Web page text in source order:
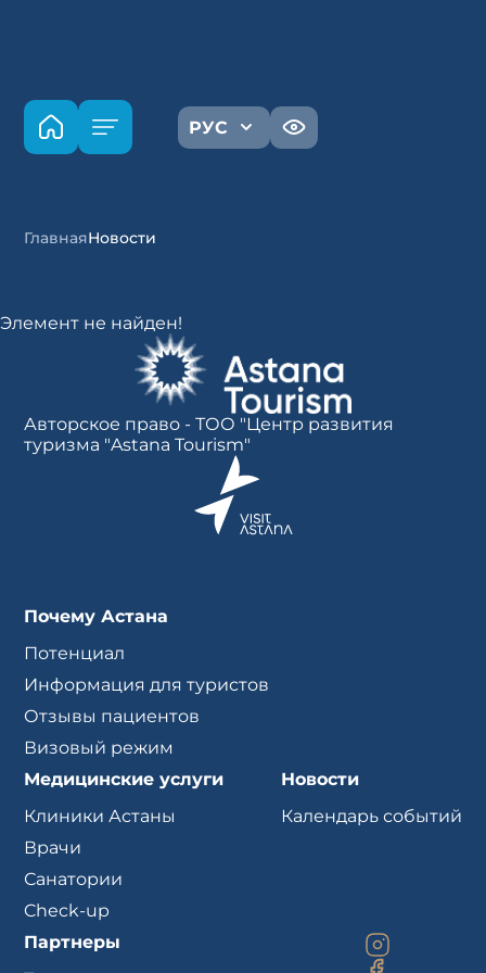
РУС
ГлавнаяНовости
Элемент не найден!
Авторское право - ТОО "Центр развития
туризма "Astana Tourism"
Почему Астана
Потенциал
Информация для туристов
Отзывы пациентов
Визовый режим
Медицинские услуги
Клиники Астаны
Врачи
Санатории
Check-up
Новости
Календарь событий
Партнеры